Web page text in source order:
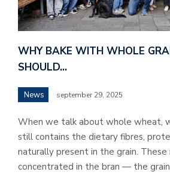
WHY BAKE WITH WHOLE
SHOULD…
News september 29, 2025
When we talk about whole wheat,
still contains the dietary fibres,
naturally present in the grain.
concentrated in the bran — the